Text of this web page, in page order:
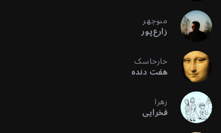
منوچهر
زارع‌پور
خارخاسک
هفت دنده
زهرا
فخرایی